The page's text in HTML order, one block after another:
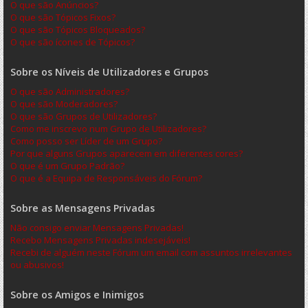
O que são Anúncios?
O que são Tópicos Fixos?
O que são Tópicos Bloqueados?
O que são ícones de Tópicos?
Sobre os Níveis de Utilizadores e Grupos
O que são Administradores?
O que são Moderadores?
O que são Grupos de Utilizadores?
Como me inscrevo num Grupo de Utilizadores?
Como posso ser Líder de um Grupo?
Por que alguns Grupos aparecem em diferentes cores?
O que é um Grupo Padrão?
O que é a Equipa de Responsáveis do Fórum?
Sobre as Mensagens Privadas
Não consigo enviar Mensagens Privadas!
Recebo Mensagens Privadas indesejáveis!
Recebi de alguém neste Fórum um email com assuntos irrelevantes
ou abusivos!
Sobre os Amigos e Inimigos